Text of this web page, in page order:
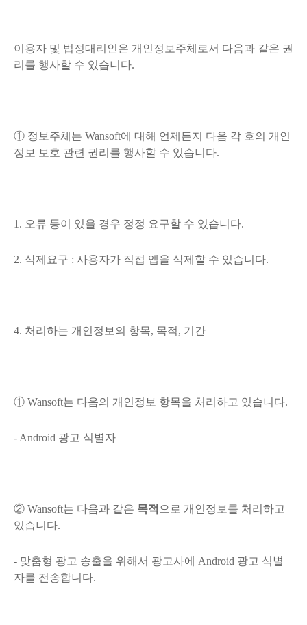
이용자 및 법정대리인은 개인정보주체로서 다음과 같은 권
리를 행사할 수 있습니다.
① 정보주체는 Wansoft에 대해 언제든지 다음 각 호의 개인
정보 보호 관련 권리를 행사할 수 있습니다.
1. 오류 등이 있을 경우 정정 요구할 수 있습니다.
2. 삭제요구 : 사용자가 직접 앱을 삭제할 수 있습니다.
4. 처리하는 개인정보의 항목, 목적, 기간
① Wansoft는 다음의 개인정보 항목을 처리하고 있습니다.
- Android 광고 식별자
② Wansoft는 다음과 같은 목적 으로 개인정보를 처리하고
있습니다.
- 맞춤형 광고 송출을 위해서 광고사에 Android 광고 식별
자를 전송합니다.